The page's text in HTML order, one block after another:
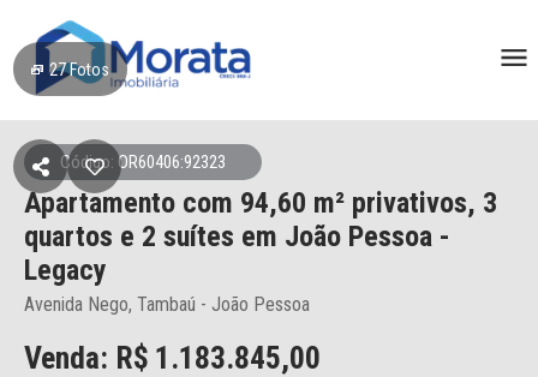
27Fotos
Código: OR60406:92323
Apartamento com 94,60 m² privativos, 3
quartos e 2 suítes em João Pessoa -
Legacy
Avenida Nego, Tambaú - João Pessoa
Venda: R$ 1.183.845,00